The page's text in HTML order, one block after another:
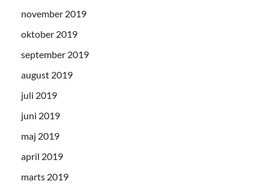
november 2019
oktober 2019
september 2019
august 2019
juli 2019
juni 2019
maj 2019
april 2019
marts 2019